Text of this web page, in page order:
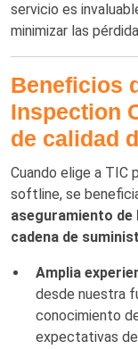
servicio es
minimizar las
Beneficios
Inspection
de calidad
Cuando elige a TIC
softline, se
aseguramiento de
cadena de
Amplia
desde nuestra
conocimiento
expectativas de